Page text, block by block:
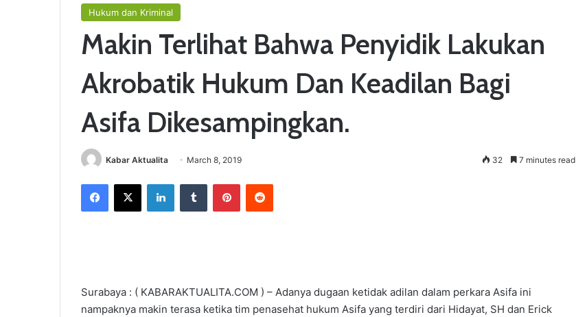
Hukum dan Kriminal
Makin Terlihat Bahwa Penyidik Lakukan
Akrobatik Hukum Dan Keadilan Bagi
Asifa Dikesampingkan.
Kabar Aktualita March 8, 2019 32 7 minutes read
Surabaya : ( KABARAKTUALITA.COM ) – Adanya dugaan ketidak adilan dalam perkara Asifa ini
nampaknya makin terasa ketika tim penasehat hukum Asifa yang terdiri dari Hidayat, SH dan Erick